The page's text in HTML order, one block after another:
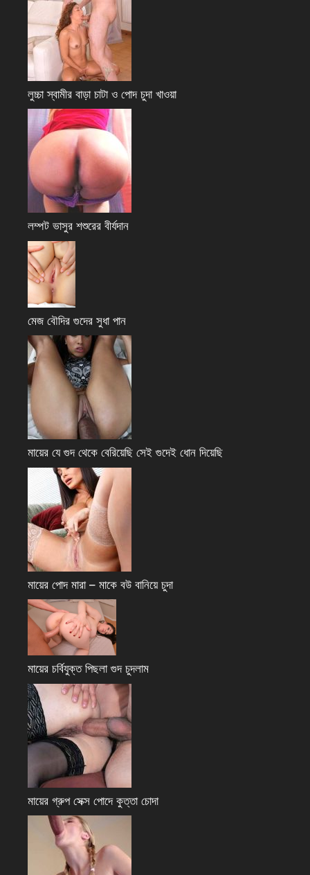
লুচ্চা স্বামীর বাড়া চাটা ও পোদ চুদা খাওয়া
লম্পট ভাসুর শশুরের বীর্যদান
মেজ বৌদির গুদের সুধা পান
মায়ের যে গুদ থেকে বেরিয়েছি সেই গুদেই ধোন দিয়েছি
মায়ের পোদ মারা – মাকে বউ বানিয়ে চুদা
মায়ের চর্বিযুক্ত পিছলা গুদ চুদলাম
মায়ের গ্রুপ সেক্স পোদে কুত্তা চোদা